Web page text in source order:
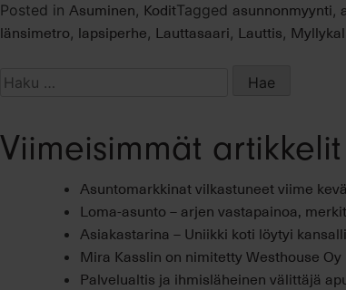
Posted in Asuminen, KoditTagged asunnonmyynti,
länsimetro, lapsiperhe, Lauttasaari, Lauttis,
Haku:
Viimeisimmät artikkelit
Asuntomarkkinat vilkastuneet viime
Loma-asunto – arjen vastapainoa,
Asiakastarina – Uniikki koti löytyi
Mira Kasslin on nimitetty Westhouse
Palvelualtis ja ihmisläheinen välittäjä